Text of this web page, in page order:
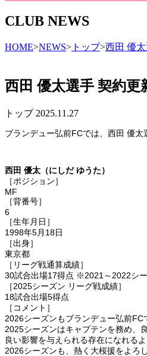
CLUB NEWS
HOME>NEWS> トップ>西田 優
西田 優太選手 契約更
トップ 2025.11.27
ブランデュー弘前FCでは、西田 優太
西田 優太（にしだ ゆうた）
［ポジション］
MF
［背番号］
6
［生年月日］
1998年5月18日
［出身］
東京都
［リーグ戦通算成績］
30試合出場17得点 ※2021～2022シ
［2025シーズン リーグ戦成績］
18試合出場5得点
［コメント］
2026シーズンもブランデュー弘前FC
2025シーズンはキャプテンを務め、
良い影響を与えられる存在になれる
2026シーズンも、熱く大桜援をよろ